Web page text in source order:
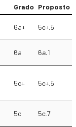
Grado Proposto
6a+ 5c+.5
6a 6a.1
5c+ 5c+.5
5c 5c.7